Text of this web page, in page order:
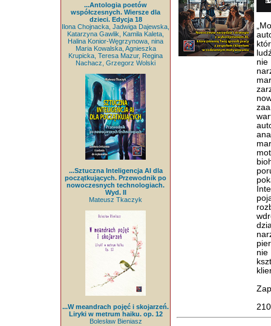
...Antologia poetów
współczesnych. Wiersze dla
dzieci. Edycja 18
Ilona Chojnacka, Jadwiga Dajewska,
Katarzyna Gawlik, Kamila Kaleta,
Halina Konior-Węgrzynowa, nina
Maria Kowalska, Agnieszka
Krupicka, Teresa Mazur, Regina
Nachacz, Grzegorz Wolski
...Sztuczna Inteligencja AI dla
początkujących. Przewodnik po
nowoczesnych technologiach.
Wyd. II
Mateusz Tkaczyk
...W meandrach pojęć i skojarzeń.
Liryki w metrum haiku. op. 12
Bolesław Bieniasz
nie